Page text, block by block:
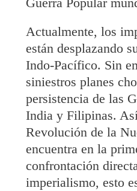
Actualmente, los
están desplazando
Indo-Pacífico. Sin
siniestros planes
persistencia de las
India y Filipinas.
Revolución de la
encuentra en la
confrontación
imperialismo, esto